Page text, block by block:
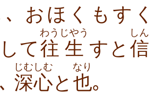
､ おほくもす
して往
わう
生
じやう
すと 信
しん
深心
じむしむ
と 也
なり
｡